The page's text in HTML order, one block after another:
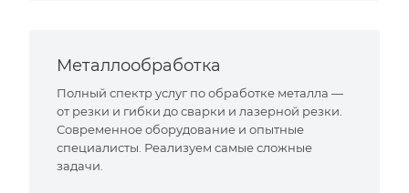
Металлообработка
Полный спектр услуг по обработке металла —
от резки и гибки до сварки и лазерной резки.
Современное оборудование и опытные
специалисты. Реализуем самые сложные
задачи.